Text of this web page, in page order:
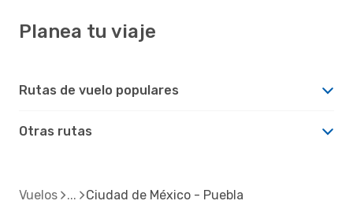
Planea tu viaje
Rutas de vuelo populares
Otras rutas
Vuelos Ciudad de México - Puebla